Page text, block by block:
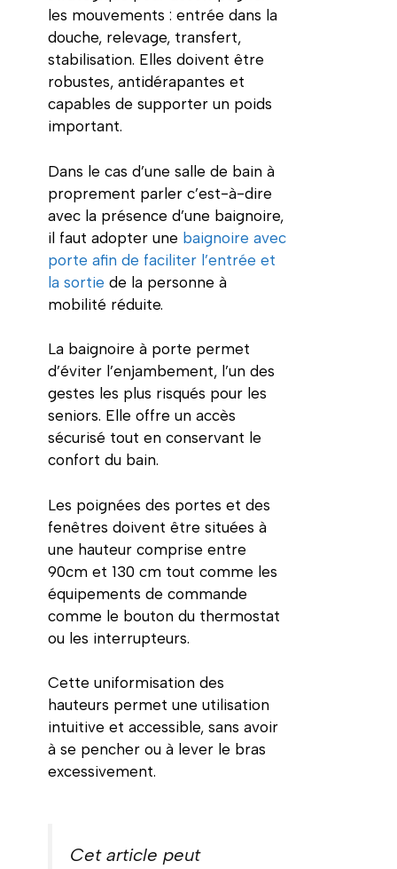
les mouvements : entrée dans la
douche, relevage, transfert,
stabilisation. Elles doivent être
robustes, antidérapantes et
capables de supporter un poids
important.
Dans le cas d’une salle de bain à
proprement parler c’est-à-dire
avec la présence d’une baignoire,
il faut adopter une baignoire avec
porte afin de faciliter l’entrée et
la sortie de la personne à
mobilité réduite.
La baignoire à porte permet
d’éviter l’enjambement, l’un des
gestes les plus risqués pour les
seniors. Elle offre un accès
sécurisé tout en conservant le
confort du bain.
Les poignées des portes et des
fenêtres doivent être situées à
une hauteur comprise entre
90cm et 130 cm tout comme les
équipements de commande
comme le bouton du thermostat
ou les interrupteurs.
Cette uniformisation des
hauteurs permet une utilisation
intuitive et accessible, sans avoir
à se pencher ou à lever le bras
excessivement.
Cet article peut